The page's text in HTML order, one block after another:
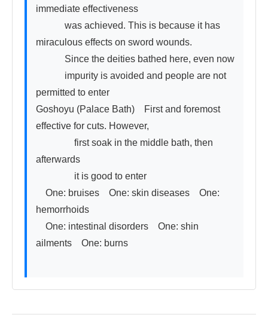
immediate effectiveness
was achieved. This is because it has
miraculous effects on sword wounds.
Since the deities bathed here, even now
impurity is avoided and people are not
permitted to enter
Goshoyu (Palace Bath)　First and foremost
effective for cuts. However,
first soak in the middle bath, then
afterwards
it is good to enter
One: bruises　One: skin diseases　One:
hemorrhoids
One: intestinal disorders　One: shin
ailments　One: burns